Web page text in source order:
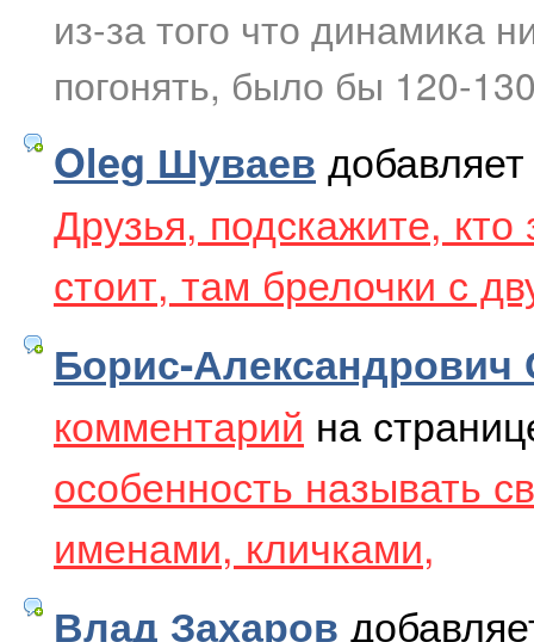
из-за того что динамика
погонять, было бы 120-
Oleg Шуваев
Друзья, подскажите,
стоит, там брелочки с
Борис-Александрович
комментарий на
особенность называть
именами, кличками,
Влад Захаров